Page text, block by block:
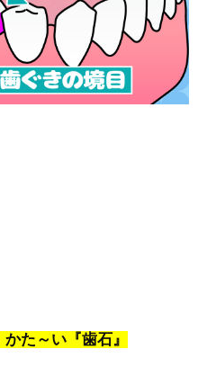
た～い『歯石』